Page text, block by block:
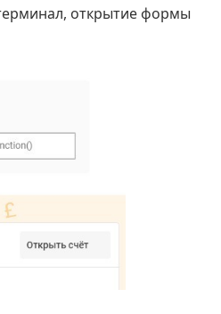
открытие формы